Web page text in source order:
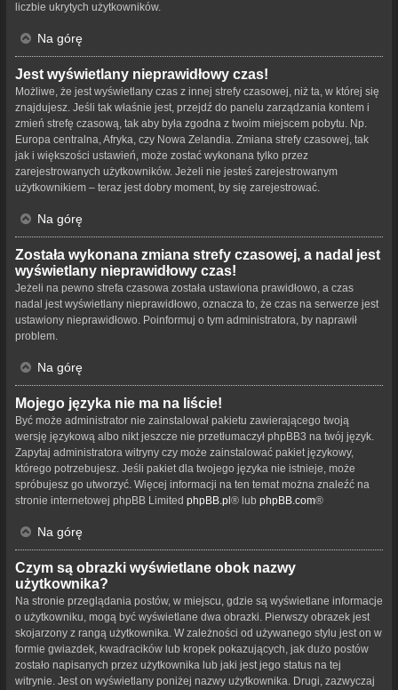
liczbie ukrytych użytkowników.
Na górę
Jest wyświetlany nieprawidłowy czas!
Możliwe, że jest wyświetlany czas z innej strefy czasowej, niż ta, w której się
znajdujesz. Jeśli tak właśnie jest, przejdź do panelu zarządzania kontem i
zmień strefę czasową, tak aby była zgodna z twoim miejscem pobytu. Np.
Europa centralna, Afryka, czy Nowa Zelandia. Zmiana strefy czasowej, tak
jak i większości ustawień, może zostać wykonana tylko przez
zarejestrowanych użytkowników. Jeżeli nie jesteś zarejestrowanym
użytkownikiem – teraz jest dobry moment, by się zarejestrować.
Na górę
Została wykonana zmiana strefy czasowej, a nadal jest
wyświetlany nieprawidłowy czas!
Jeżeli na pewno strefa czasowa została ustawiona prawidłowo, a czas
nadal jest wyświetlany nieprawidłowo, oznacza to, że czas na serwerze jest
ustawiony nieprawidłowo. Poinformuj o tym administratora, by naprawił
problem.
Na górę
Mojego języka nie ma na liście!
Być może administrator nie zainstalował pakietu zawierającego twoją
wersję językową albo nikt jeszcze nie przetłumaczył phpBB3 na twój język.
Zapytaj administratora witryny czy może zainstalować pakiet językowy,
którego potrzebujesz. Jeśli pakiet dla twojego języka nie istnieje, może
spróbujesz go utworzyć. Więcej informacji na ten temat można znaleźć na
stronie internetowej phpBB Limited phpBB.pl ® lub phpBB.com®
Na górę
Czym są obrazki wyświetlane obok nazwy
użytkownika?
Na stronie przeglądania postów, w miejscu, gdzie są wyświetlane informacje
o użytkowniku, mogą być wyświetlane dwa obrazki. Pierwszy obrazek jest
skojarzony z rangą użytkownika. W zależności od używanego stylu jest on w
formie gwiazdek, kwadracików lub kropek pokazujących, jak dużo postów
zostało napisanych przez użytkownika lub jaki jest jego status na tej
witrynie. Jest on wyświetlany poniżej nazwy użytkownika. Drugi, zazwyczaj